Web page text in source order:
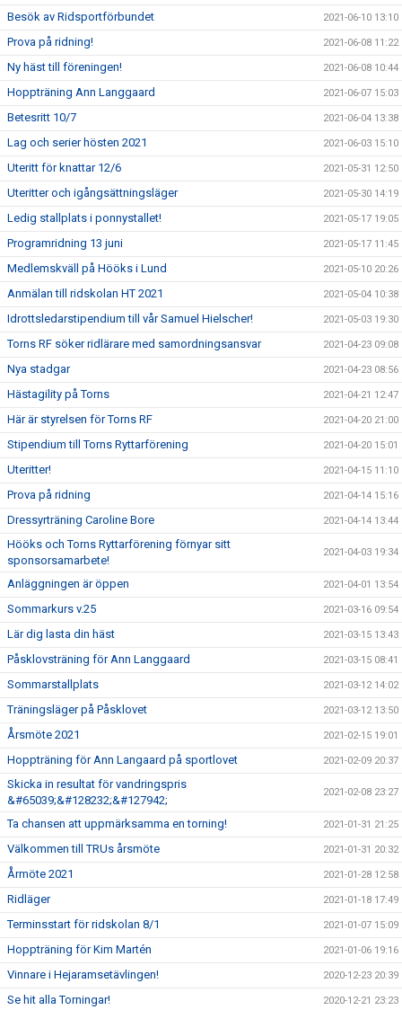
Besök av Ridsportförbundet 2021-06-10 13:10
Prova på ridning! 2021-06-08 11:22
Ny häst till föreningen! 2021-06-08 10:44
Hoppträning Ann Langgaard 2021-06-07 15:03
Betesritt 10/7 2021-06-04 13:38
Lag och serier hösten 2021 2021-06-03 15:10
Uteritt för knattar 12/6 2021-05-31 12:50
Uteritter och igångsättningsläger 2021-05-30 14:19
Ledig stallplats i ponnystallet! 2021-05-17 19:05
Programridning 13 juni 2021-05-17 11:45
Medlemskväll på Hööks i Lund 2021-05-10 20:26
Anmälan till ridskolan HT 2021 2021-05-04 10:38
Idrottsledarstipendium till vår Samuel Hielscher! 2021-05-03 19:30
Torns RF söker ridlärare med samordningsansvar 2021-04-23 09:08
Nya stadgar 2021-04-23 08:56
Hästagility på Torns 2021-04-21 12:47
Här är styrelsen för Torns RF 2021-04-20 21:00
Stipendium till Torns Ryttarförening 2021-04-20 15:01
Uteritter! 2021-04-15 11:10
Prova på ridning 2021-04-14 15:16
Dressyrträning Caroline Bore 2021-04-14 13:44
Hööks och Torns Ryttarförening förnyar sitt
sponsorsamarbete!
2021-04-03 19:34
Anläggningen är öppen 2021-04-01 13:54
Sommarkurs v.25 2021-03-16 09:54
Lär dig lasta din häst 2021-03-15 13:43
Påsklovsträning för Ann Langgaard 2021-03-15 08:41
Sommarstallplats 2021-03-12 14:02
Träningsläger på Påsklovet 2021-03-12 13:50
Årsmöte 2021 2021-02-15 19:01
Hoppträning för Ann Langaard på sportlovet 2021-02-09 20:37
Skicka in resultat för vandringspris
&#65039;&#128232;&#127942;
2021-02-08 23:27
Ta chansen att uppmärksamma en torning! 2021-01-31 21:25
Välkommen till TRUs årsmöte 2021-01-31 20:32
Årmöte 2021 2021-01-28 12:58
Ridläger 2021-01-18 17:49
Terminsstart för ridskolan 8/1 2021-01-07 15:09
Hoppträning för Kim Martén 2021-01-06 19:16
Vinnare i Hejaramsetävlingen! 2020-12-23 20:39
Se hit alla Torningar! 2020-12-21 23:23